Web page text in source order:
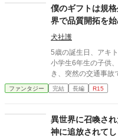
たのが、不忠の使用
ードの錬金術は、異
力であり、観察力に
目指すことになる。
僕のギフトは規
界で品質開拓を
犬社護
5歳の誕生日、アキ
小学生6年生の子供
き、突然の交通事故
引き継いだまま目を
へと転生しているこ
った貴族の幼女と話
チ！ 目隠しされ不
さなもふもふ精霊-
ファンタジー 完結 長編 R15
異世界に召喚さ
神に追放されて